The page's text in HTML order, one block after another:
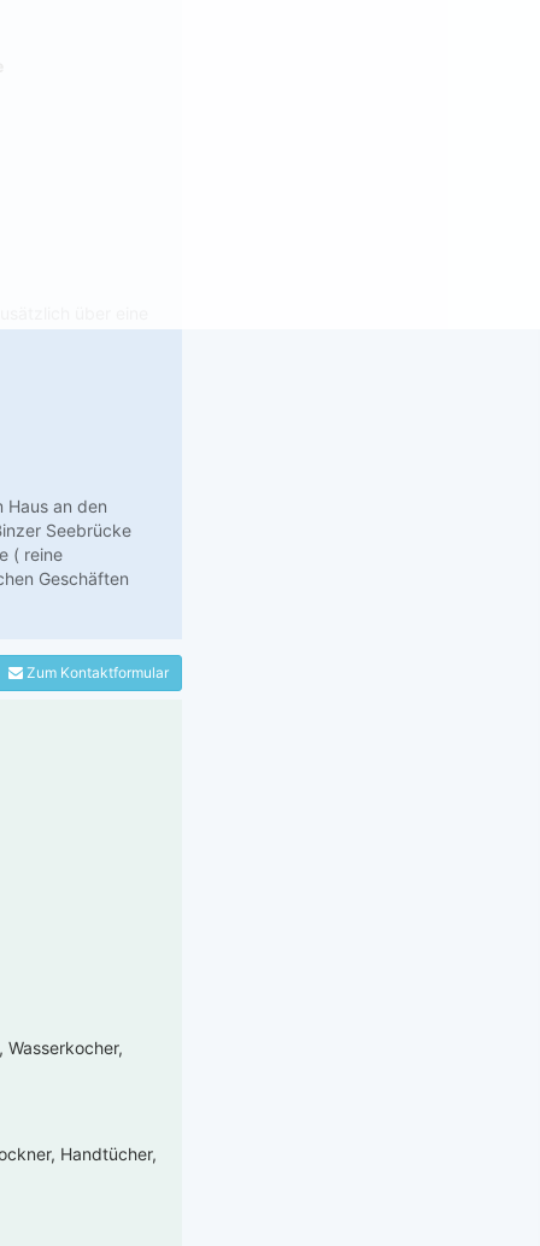
Haus an den
Seebrücke
( reine
Geschäften
Zum Kontaktformular
Handtücher,